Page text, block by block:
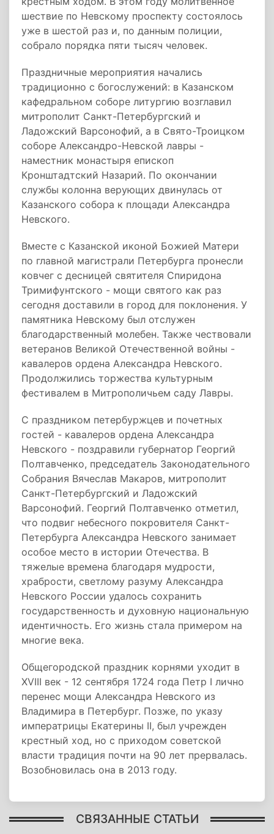
шествие по Невскому проспекту состоялось
уже в шестой раз и, по данным полиции,
собрало порядка пяти тысяч человек.
Праздничные мероприятия начались
традиционно с богослужений: в Казанском
кафедральном соборе литургию возглавил
митрополит Санкт-Петербургский и
Ладожский Варсонофий, а в Свято-Троицком
соборе Александро-Невской лавры -
наместник монастыря епископ
Кронштадтский Назарий. По окончании
службы колонна верующих двинулась от
Казанского собора к площади Александра
Невского.
Вместе с Казанской иконой Божией Матери
по главной магистрали Петербурга пронесли
ковчег с десницей святителя Спиридона
Тримифунтского - мощи святого как раз
сегодня доставили в город для поклонения. У
памятника Невскому был отслужен
благодарственный молебен. Также чествовали
ветеранов Великой Отечественной войны -
кавалеров ордена Александра Невского.
Продолжились торжества культурным
фестивалем в Митрополичьем саду Лавры.
С праздником петербуржцев и почетных
гостей - кавалеров ордена Александра
Невского - поздравили губернатор Георгий
Полтавченко, председатель Законодательного
Собрания Вячеслав Макаров, митрополит
Санкт-Петербургский и Ладожский
Варсонофий. Георгий Полтавченко отметил,
что подвиг небесного покровителя Санкт-
Петербурга Александра Невского занимает
особое место в истории Отечества. В
тяжелые времена благодаря мудрости,
храбрости, светлому разуму Александра
Невского России удалось сохранить
государственность и духовную национальную
идентичность. Его жизнь стала примером на
многие века.
Общегородской праздник корнями уходит в
XVIII век - 12 сентября 1724 года Петр I лично
перенес мощи Александра Невского из
Владимира в Петербург. Позже, по указу
императрицы Екатерины II, был учрежден
крестный ход, но с приходом советской
власти традиция почти на 90 лет прервалась.
Возобновилась она в 2013 году.
СВЯЗАННЫЕ СТАТЬИ